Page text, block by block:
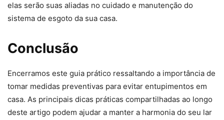
elas serão suas aliadas no cuidado e manutenção do
sistema de esgoto da sua casa.
Conclusão
Encerramos este guia prático ressaltando a importância de
tomar medidas preventivas para evitar entupimentos em
casa. As principais dicas práticas compartilhadas ao longo
deste artigo podem ajudar a manter a harmonia do seu lar